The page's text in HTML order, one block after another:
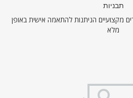
תבניות
מקצועיים הניתנות להתאמה אישית באופן
מלא